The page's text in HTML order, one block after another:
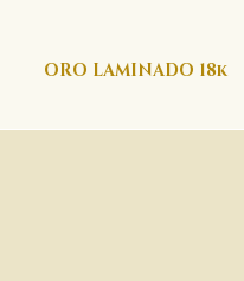
ORO LAMINADO 18k